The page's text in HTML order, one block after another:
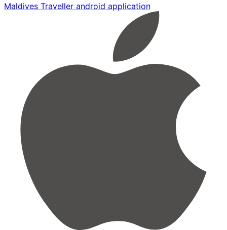
Maldives Traveller android application